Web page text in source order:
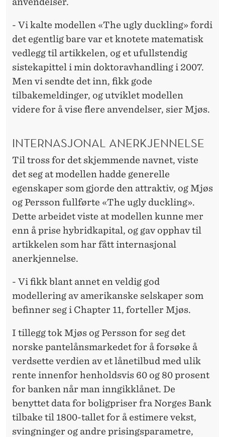
- Vi kalte modellen «The ugly duckling» fordi
det egentlig bare var et knotete matematisk
vedlegg til artikkelen, og et ufullstendig
sistekapittel i min doktoravhandling i 2007.
Men vi sendte det inn, fikk gode
tilbakemeldinger, og utviklet modellen
videre for å vise flere anvendelser, sier Mjøs.
INTERNASJONAL ANERKJENNELSE
Til tross for det skjemmende navnet, viste
det seg at modellen hadde generelle
egenskaper som gjorde den attraktiv, og Mjøs
og Persson fullførte «The ugly duckling».
Dette arbeidet viste at modellen kunne mer
enn å prise hybridkapital, og gav opphav til
artikkelen som har fått internasjonal
anerkjennelse.
- Vi fikk blant annet en veldig god
modellering av amerikanske selskaper som
befinner seg i Chapter 11, forteller Mjøs.
I tillegg tok Mjøs og Persson for seg det
norske pantelånsmarkedet for å forsøke å
verdsette verdien av et lånetilbud med ulik
rente innenfor henholdsvis 60 og 80 prosent
for banken når man inngikklånet. De
benyttet data for boligpriser fra Norges Bank
tilbake til 1800-tallet for å estimere vekst,
svingninger og andre prisingsparametre,